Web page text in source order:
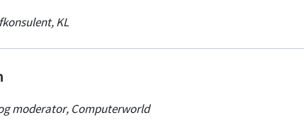
,KL
moderator, Computerworld